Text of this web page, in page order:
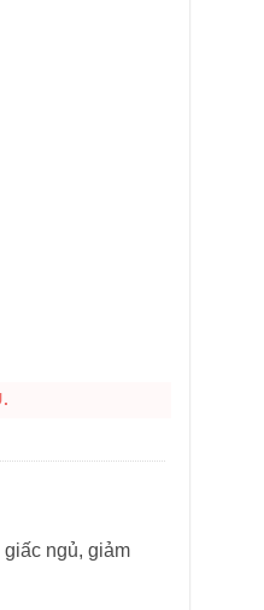
ngủ, giảm